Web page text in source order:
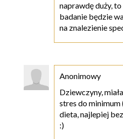
naprawdę duży,
badanie będzie
na znalezienie
Anonimowy
Dziewczyny,
stres do
dieta, najlepiej
:)